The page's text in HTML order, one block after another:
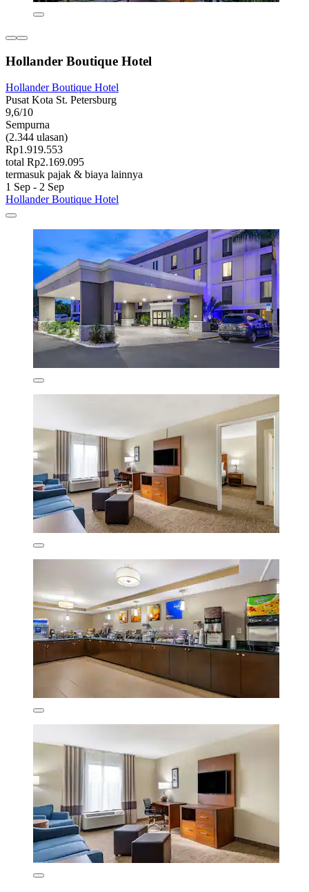
Hollander Boutique Hotel
Hollander Boutique Hotel
Pusat Kota St. Petersburg
9,6/10
Sempurna
(2.344 ulasan)
Rp1.919.553
total Rp2.169.095
termasuk pajak & biaya lainnya
1 Sep - 2 Sep
Hollander Boutique Hotel